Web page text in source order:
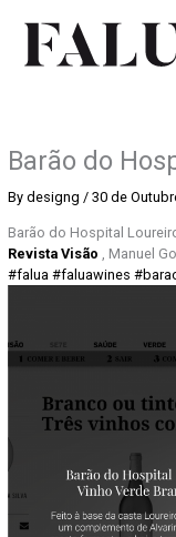
content
Barão do
By designg / 30 de
Barão do Hospital
Revista Visão , Manuel
#falua #faluawines